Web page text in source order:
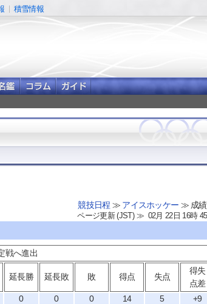
積雪情報
競技日程 ≫ アイスホッケー ≫ 成
ページ更新 (JST) ≫ 02月 22日 16時
戦へ進出
延長勝 延長敗 敗 得点 失点
得失
点差
0 0 0 14 5
+9